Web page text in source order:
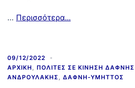
… Περισσότερα...
09/12/2022
ΑΡΧΙΚΉ
ΠΟΛΊΤΕΣ ΣΕ ΚΊΝΗΣΗ
ΑΝΔΡΟΥΛΆΚΗΣ
ΔΆΦΝΗ-ΥΜΗΤΤΌΣ